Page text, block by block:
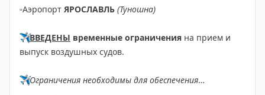
рейсов:
Информация о времени вылета – 10.10
🟡НИ419 Хабаровск – Охотск за 11, 12, 13 июля.
🟡НИ401 Хабаровск – Николаевск-на-Амуре – Охотск
▫️Аэропорт ЯРОСЛАВЛЬ (Туношна)
✈️ВВЕДЕНЫ временные ограничения на прием и
выпуск воздушных судов.
✈️Ограничения необходимы для обеспечения